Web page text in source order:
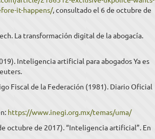
it-happens/, consultado el 6 de octubre de
La transformación digital de la abogacía.
Inteligencia artificial para abogados Ya es
Fiscal de la Federación (1981). Diario Oficial
https://www.inegi.org.mx/temas/uma/
octubre de 2017). “Inteligencia artificial”. En